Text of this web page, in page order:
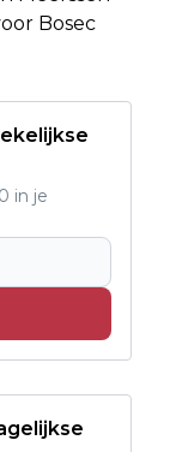
Bosec
in je